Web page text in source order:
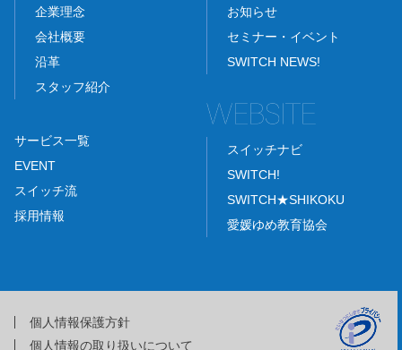
企業理念
会社概要
沿革
スタッフ紹介
サービス一覧
EVENT
スイッチ流
採用情報
お知らせ
セミナー・イベント
SWITCH NEWS!
スイッチナビ
SWITCH!
SWITCH★SHIKOKU
愛媛ゆめ教育協会
個人情報保護方針
個人情報の取り扱いについて